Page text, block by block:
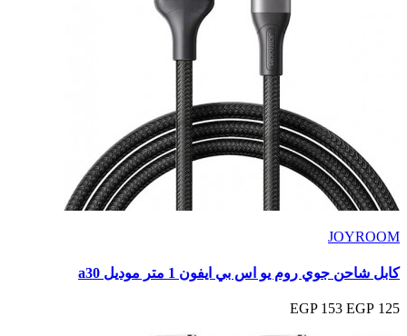
JOYROOM
كابل شاحن جوي روم يو اس بي ايفون 1 متر موديل a30
125 EGP
153 EGP